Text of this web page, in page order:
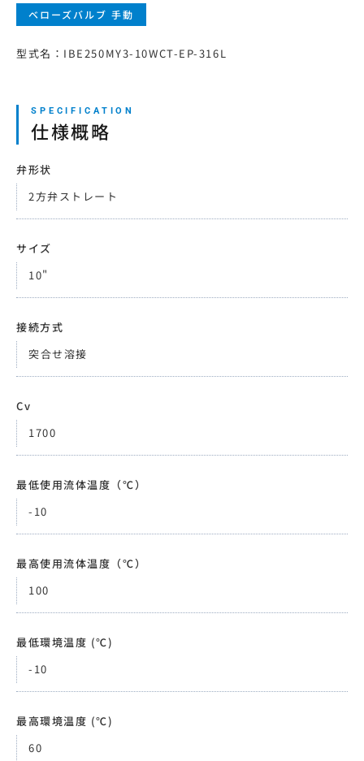
ベローズバルブ 手動
型式名：IBE250MY3-10WCT-EP-316L
仕様概略
弁形状
2方弁ストレート
サイズ
10"
接続方式
突合せ溶接
Cv
1700
最低使用流体温度（℃）
-10
最高使用流体温度（℃）
100
最低環境温度 (℃)
-10
最高環境温度 (℃)
60